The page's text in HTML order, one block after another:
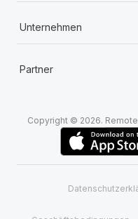
Unternehmen
Partner
Copyright © 2026.